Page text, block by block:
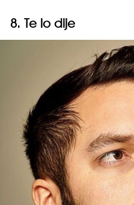
8. Te lo dije